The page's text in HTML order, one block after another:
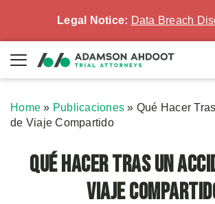
Legal Notice: Data Breach
Home » Publicaciones » Qué Hacer
de Viaje Compartido
Qué Hacer Tras un
Viaje